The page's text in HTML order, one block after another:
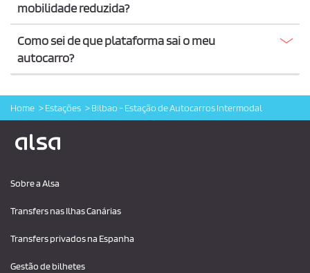
mobilidade reduzida?
Como sei de que plataforma sai o meu
autocarro?
Home Estações Bilbao - Estação de Autocarros Intermodal
Sobre a Alsa
Transfers nas Ilhas Canárias
Transfers privados na Espanha
Gestão de bilhetes
Logo Alsa